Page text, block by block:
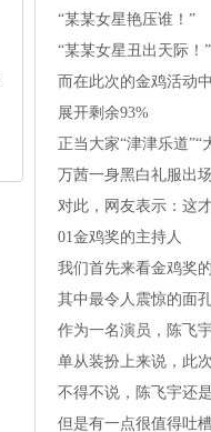
“某某女星艳压谁！”
“某某女星丑出天际！”
而在此次的金鸡活动
展开剩余93%
正当大家“津津乐道”“
万茜一身黑白礼服出
对此，网友表示：这
01金鸡奖的主持人
我们首先来看金鸡奖
其中最令人震惊的面
作为一名演员，陈飞
单从装扮上来说，此
不得不说，陈飞宇还
但是有一点很值得吐